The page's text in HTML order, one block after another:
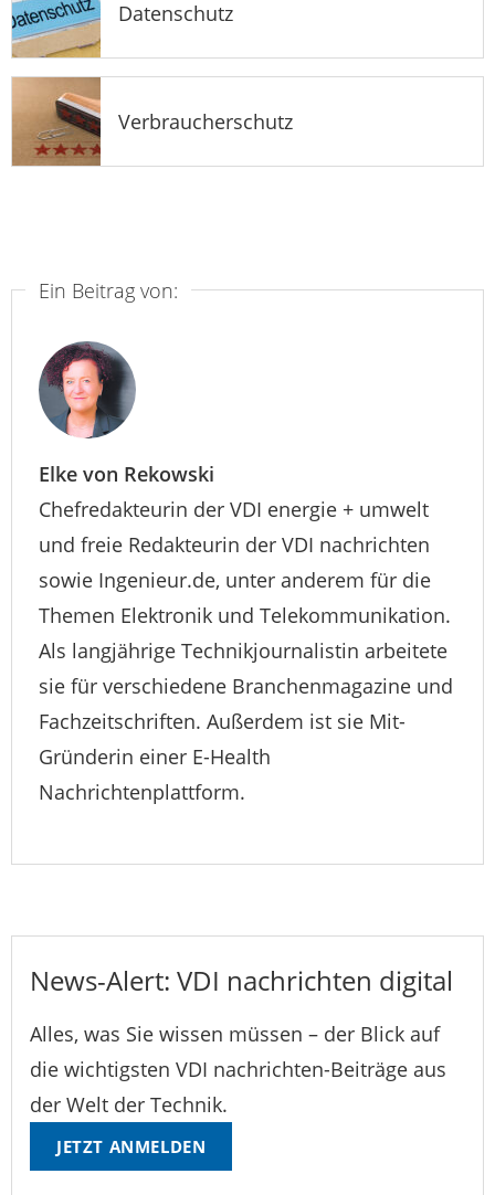
Datenschutz
Verbraucherschutz
Ein Beitrag von:
Elke von Rekowski
Chefredakteurin der VDI energie + umwelt
und freie Redakteurin der VDI nachrichten
sowie Ingenieur.de, unter anderem für die
Themen Elektronik und Telekommunikation.
Als langjährige Technikjournalistin arbeitete
sie für verschiedene Branchenmagazine und
Fachzeitschriften. Außerdem ist sie Mit-
Gründerin einer E-Health
Nachrichtenplattform.
News-Alert: VDI nachrichten digital
Alles, was Sie wissen müssen – der Blick auf
die wichtigsten VDI nachrichten-Beiträge aus
der Welt der Technik.
JETZT ANMELDEN